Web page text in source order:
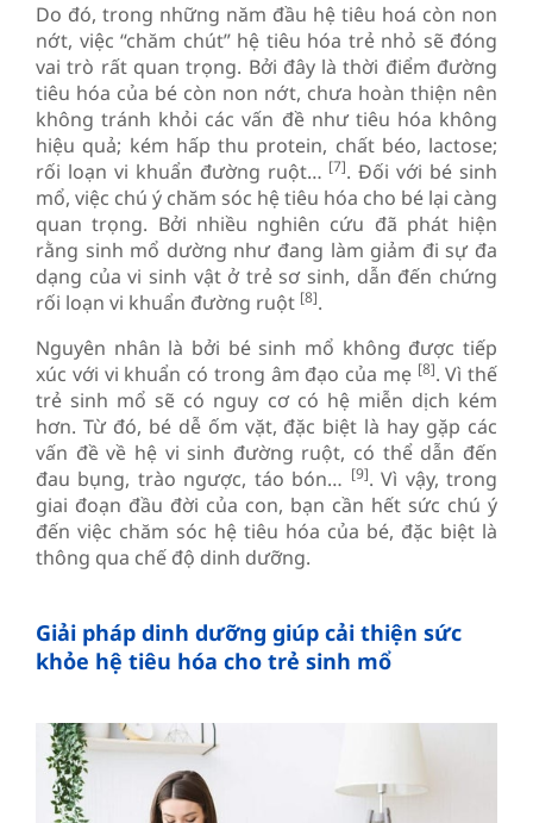
Do đó, trong những năm đầu hệ tiêu hoá còn non
nớt, việc “chăm chút” hệ tiêu hóa trẻ nhỏ sẽ đóng
vai trò rất quan trọng. Bởi đây là thời điểm đường
tiêu hóa của bé còn non nớt, chưa hoàn thiện nên
không tránh khỏi các vấn đề như tiêu hóa không
hiệu quả; kém hấp thu protein, chất béo, lactose;
rối loạn vi khuẩn đường ruột… [7]. Đối với bé sinh
mổ, việc chú ý chăm sóc hệ tiêu hóa cho bé lại càng
quan trọng. Bởi nhiều nghiên cứu đã phát hiện
rằng sinh mổ dường như đang làm giảm đi sự đa
dạng của vi sinh vật ở trẻ sơ sinh, dẫn đến chứng
rối loạn vi khuẩn đường ruột [8].
Nguyên nhân là bởi bé sinh mổ không được tiếp
xúc với vi khuẩn có trong âm đạo của mẹ [8]. Vì thế
trẻ sinh mổ sẽ có nguy cơ có hệ miễn dịch kém
hơn. Từ đó, bé dễ ốm vặt, đặc biệt là hay gặp các
vấn đề về hệ vi sinh đường ruột, có thể dẫn đến
đau bụng, trào ngược, táo bón… [9]. Vì vậy, trong
giai đoạn đầu đời của con, bạn cần hết sức chú ý
đến việc chăm sóc hệ tiêu hóa của bé, đặc biệt là
thông qua chế độ dinh dưỡng.
Giải pháp dinh dưỡng giúp cải thiện sức
khỏe hệ tiêu hóa cho trẻ sinh mổ